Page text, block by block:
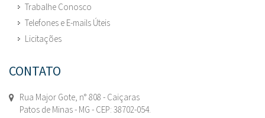
Trabalhe Conosco
Telefones e E-mails Úteis
Licitações
CONTATO
Rua Major Gote, n° 808 - Caiçaras
Patos de Minas - MG - CEP: 38702-054.